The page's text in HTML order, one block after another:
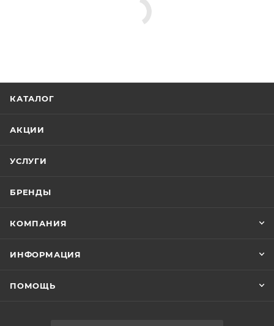
КАТАЛОГ
АКЦИИ
УСЛУГИ
БРЕНДЫ
КОМПАНИЯ
ИНФОРМАЦИЯ
ПОМОЩЬ